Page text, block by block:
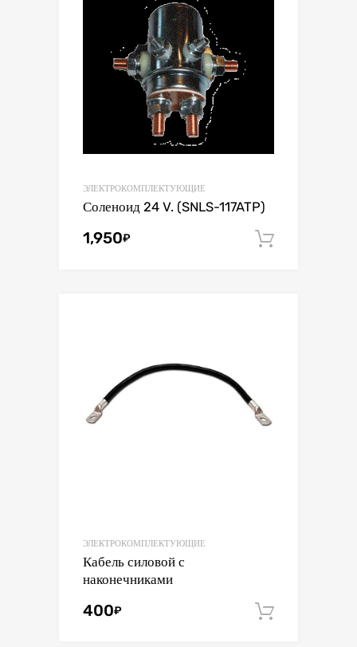
ЭЛЕКТРОКОМПЛЕКТУЮЩИЕ
Соленоид 24 V. (SNLS-117ATP)
1,950₽
ЭЛЕКТРОКОМПЛЕКТУЮЩИЕ
Кабель силовой с
наконечниками
400₽